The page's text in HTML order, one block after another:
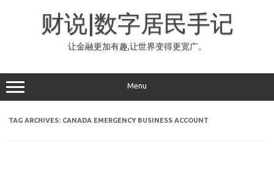
财说|数字居民手记
让金融更加有趣,让世界变得更宽广。
Menu
TAG ARCHIVES: CANADA EMERGENCY BUSINESS ACCOUNT